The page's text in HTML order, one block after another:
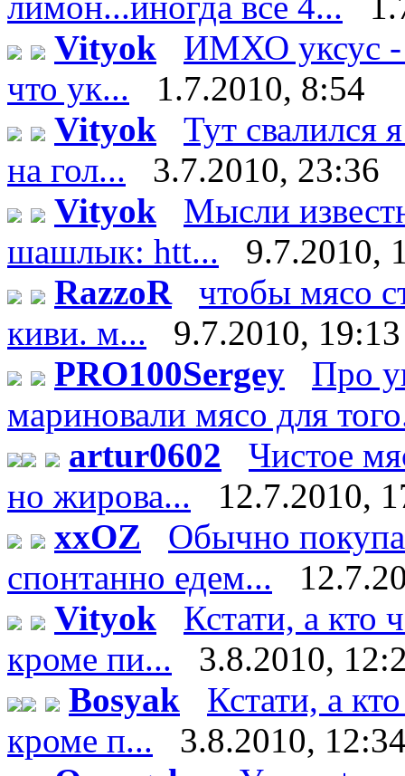
Vityok
ИМХО уксус -
что ук...
1.7.2010, 8:54
Vityok
Тут свалился
на гол...
3.7.2010, 23:36
Vityok
Мысли
шашлык: htt...
9.7.2010,
RazzoR
чтобы мясо
киви. м...
9.7.2010, 19:13
PRO100Sergey
Про
мариновали мясо для
artur0602
Чистое
но жирова...
12.7.2010,
xxOZ
Обычно
спонтанно едем...
Vityok
Кстати, а кто
кроме пи...
3.8.2010,
Bosyak
Кстати, а
кроме п...
3.8.2010,